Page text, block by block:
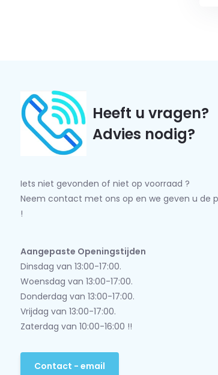
Heeft u vragen?
Advies nodig?
Iets niet gevonden of niet op voorraad ?
Neem contact met ons op en we geven u de
!
Aangepaste Openingstijden
Dinsdag van 13:00-17:00.
Woensdag van 13:00-17:00.
Donderdag van 13:00-17:00.
Vrijdag van 13:00-17:00.
Zaterdag van 10:00-16:00 !!
Contact - email